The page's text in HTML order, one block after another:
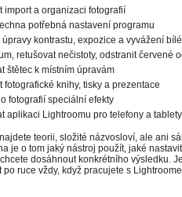
import a organizaci fotografií
potřebná nastavení programu
úpravy kontrastu, expozice a vyvážení bílé
retušovat nečistoty, odstranit červené
štětec k místním úpravám
fotografické knihy, tisky a prezentace
fotografií speciální efekty
aplikaci Lightroomu pro telefony a tablety
teorii, složité názvosloví, ale ani
je o tom jaký nástroj použít, jaké
dosáhnout konkrétního výsledku.
po ruce vždy, když pracujete s